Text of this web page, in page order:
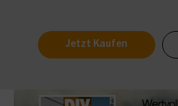
Jetzt Kaufen